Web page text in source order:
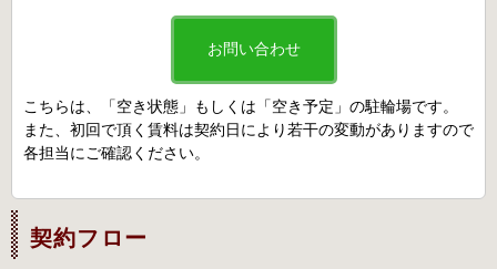
お問い合わせ
こちらは、「空き状態」もしくは「空き予定」の駐輪場です。
また、初回で頂く賃料は契約日により若干の変動がありますので
各担当にご確認ください。
契約フロー